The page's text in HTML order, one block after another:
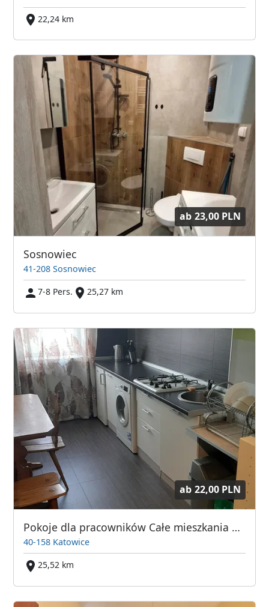
22,24 km
ab 23,00 PLN
Sosnowiec
41-208 Sosnowiec
7-8 Pers.
25,27 km
ab 22,00 PLN
Pokoje dla pracowników Całe mieszkania Katowice Owocowa 9
40-158 Katowice
25,52 km